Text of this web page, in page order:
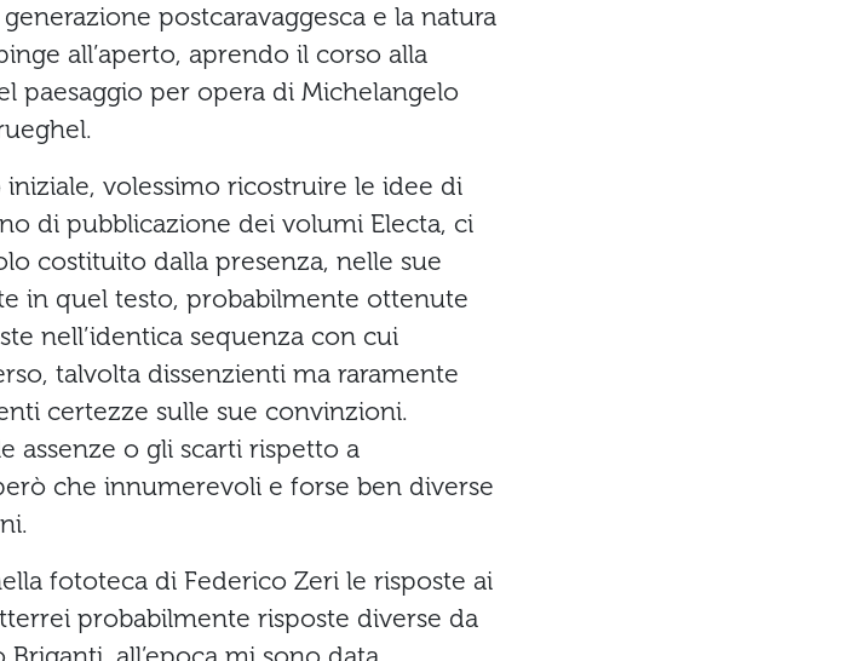
postcaravaggesca e la natura
all’aperto, aprendo il corso alla
paesaggio per opera di Michelangelo
iniziale, volessimo ricostruire le idee di
di pubblicazione dei volumi Electa, ci
costituito dalla presenza, nelle sue
in quel testo, probabilmente ottenute
nell’identica sequenza con cui
talvolta dissenzienti ma raramente
certezze sulle sue convinzioni.
assenze o gli scarti rispetto a
che innumerevoli e forse ben diverse
fototeca di Federico Zeri le risposte ai
probabilmente risposte diverse da